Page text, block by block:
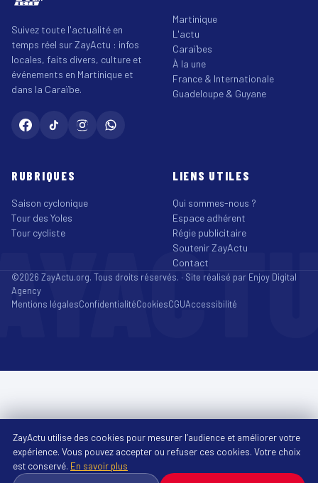
Suivez toute l'actualité en
temps réel sur ZayActu : infos
locales, faits divers, culture et
événements en Martinique et
dans la Caraïbe.
Martinique
L'actu
Caraïbes
À la une
France & Internationale
Guadeloupe & Guyane
RUBRIQUES
Saison cyclonique
Tour des Yoles
Tour cycliste
LIENS UTILES
Qui sommes-nous ?
Espace adhérent
Régie publicitaire
Soutenir ZayActu
Contact
©2026 ZayActu.org. Tous droits réservés. · Site réalisé par Enjoy Digital
Agency
Mentions légalesConfidentialitéCookiesCGUAccessibilité
ZayActu utilise des cookies pour mesurer l’audience et améliorer votre
expérience. Vous pouvez accepter ou refuser ces cookies. Votre choix
est conservé. En savoir plus